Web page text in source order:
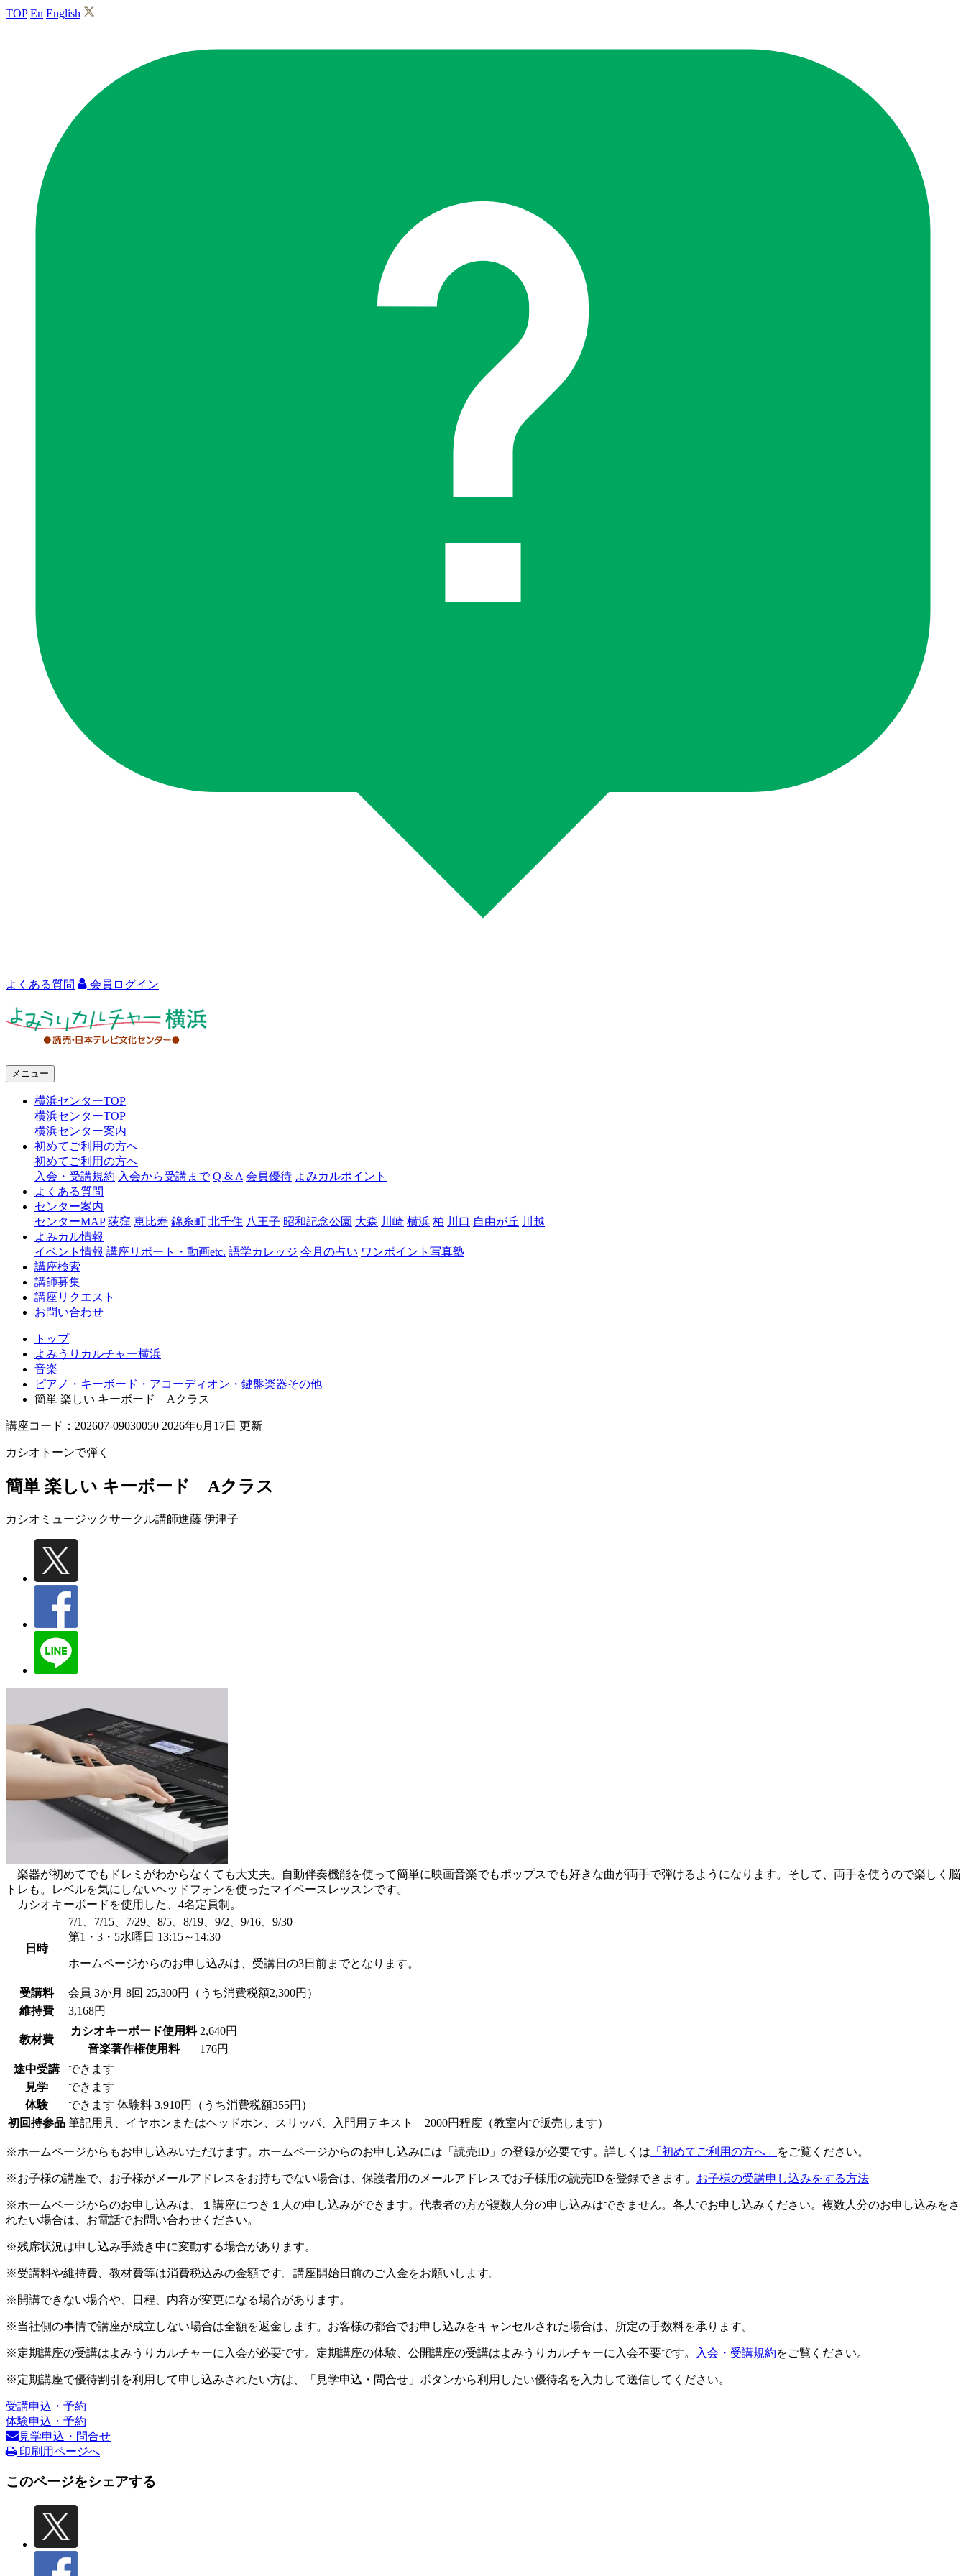
TOP En English
よくある質問 会員ログイン
ャ
横
浜
メニュー
横浜センターTOP
横浜センターTOP
横浜センター案内
初めてご利用の方へ
初めてご利用の方へ
入会・受講規約 入会から受講まで Q & A 会員優待 よみカルポイント
よくある質問
センター案内
センターMAP 荻窪 恵比寿 錦糸町 北千住 八王子 昭和記念公園 大森 川崎 横浜 柏 川口 自由が丘 川越
よみカル情報
イベント情報 講座リポート・動画etc. 語学カレッジ 今月の占い ワンポイント写真塾
講座検索
講師募集
講座リクエスト
お問い合わせ
トップ
よみうりカルチャー横浜
音楽
ピアノ・キーボード・アコーディオン・鍵盤楽器その他
簡単 楽しい キーボード Aクラス
講座コード：202607-09030050 2026年6月17日 更新
カシオトーンで弾く
簡単 楽しい キーボード Aクラス
カシオミュージックサークル講師進藤 伊津子
楽器が初めてでもドレミがわからなくても大丈夫。自動伴奏機能を使って簡単に映画音楽でもポップスでも好きな曲が両手で弾けるようになります。そして、両手を使うので楽しく脳
トレも。レベルを気にしないヘッドフォンを使ったマイペースレッスンです。
カシオキーボードを使用した、4名定員制。
日時
7/1、7/15、7/29、8/5、8/19、9/2、9/16、9/30
第1・3・5水曜日 13:15～14:30
ホームページからのお申し込みは、受講日の3日前までとなります。
受講料 会員 3か月 8回 25,300円（うち消費税額2,300円）
維持費
3,168円
教材費
カシオキーボード使用料 2,640円
音楽著作権使用料
176円
途中受講
できます
見学
できます
体験
できます 体験料 3,910円（うち消費税額355円）
初回持参品 筆記用具、イヤホンまたはヘッドホン、スリッパ、入門用テキスト 2000円程度（教室内で販売します）
※ホームページからもお申し込みいただけます。ホームページからのお申し込みには「読売ID」の登録が必要です。詳しくは 「初めてご利用の方へ」 をご覧ください。
※お子様の講座で、お子様がメールアドレスをお持ちでない場合は、保護者用のメールアドレスでお子様用の読売IDを登録できます。 お子様の受講申し込みをする方法
※ホームページからのお申し込みは、１講座につき１人の申し込みができます。代表者の方が複数人分の申し込みはできません。各人でお申し込みください。複数人分のお申し込みをさ
れたい場合は、お電話でお問い合わせください。
※残席状況は申し込み手続き中に変動する場合があります。
※受講料や維持費、教材費等は消費税込みの金額です。講座開始日前のご入金をお願いします。
※開講できない場合や、日程、内容が変更になる場合があります。
※当社側の事情で講座が成立しない場合は全額を返金します。お客様の都合でお申し込みをキャンセルされた場合は、所定の手数料を承ります。
※定期講座の受講はよみうりカルチャーに入会が必要です。定期講座の体験、公開講座の受講はよみうりカルチャーに入会不要です。 入会・受講規約をご覧ください。
※定期講座で優待割引を利用して申し込みされたい方は、「見学申込・問合せ」ボタンから利用したい優待名を入力して送信してください。
受講申込・予約
体験申込・予約
見学申込・問合せ
印刷用ページへ
このページをシェアする